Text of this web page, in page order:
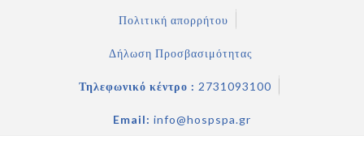
Πολιτική απορρήτου
Δήλωση Προσβασιμότητας
Τηλεφωνικό κέντρο : 2731093100
Email: info@hospspa.gr